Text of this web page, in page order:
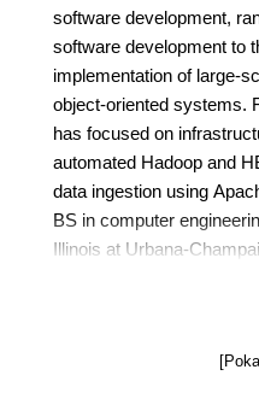
software development,
software development to
implementation of large-
object-oriented systems.
has focused on
automated Hadoop and
data ingestion using
BS in computer
Illinois at Urbana-
computer science from
Steve can be found at